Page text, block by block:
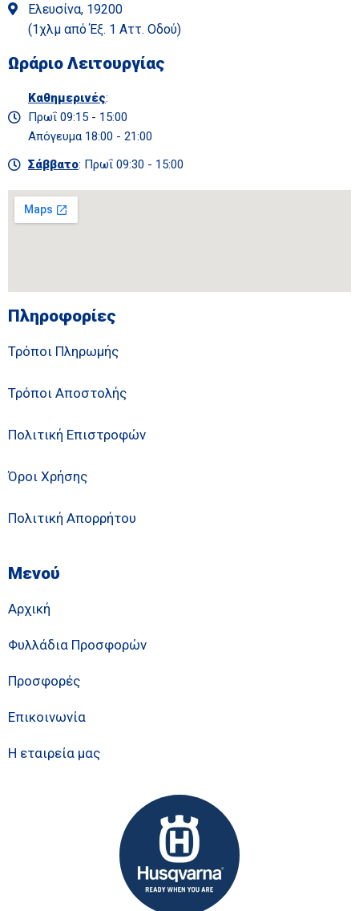
Ελευσίνα, 19200
(1χλμ από Έξ. 1 Αττ. Οδού)
Ωράριο Λειτουργίας
Καθημερινές:
Πρωΐ 09:15 - 15:00
Απόγευμα 18:00 - 21:00
Σάββατο: Πρωΐ 09:30 - 15:00
Πληροφορίες
Τρόποι Πληρωμής
Τρόποι Αποστολής
Πολιτική Επιστροφών
Όροι Χρήσης
Πολιτική Απορρήτου
Μενού
Αρχική
Φυλλάδια Προσφορών
Προσφορές
Επικοινωνία
Η εταιρεία μας